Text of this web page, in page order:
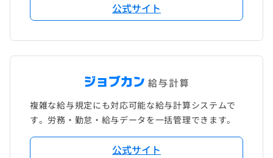
公式サイト
複雑な給与規定にも対応可能な給与計算システムで
す。労務・勤怠・給与データを一括管理できます。
公式サイト